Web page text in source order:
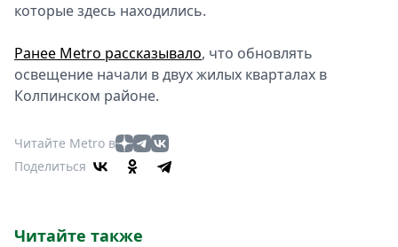
которые здесь находились.
Ранее Metro рассказывало, что обновлять
освещение начали в двух жилых кварталах в
Колпинском районе.
Читайте Metro в
Поделиться
Читайте также